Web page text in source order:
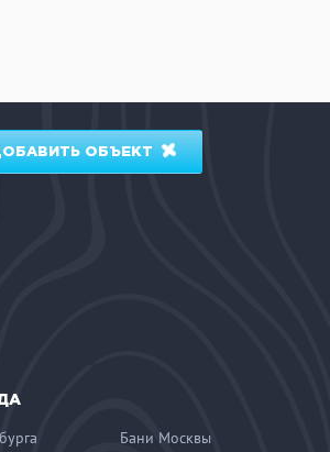
ОБЪЕКТ
Бани Москвы